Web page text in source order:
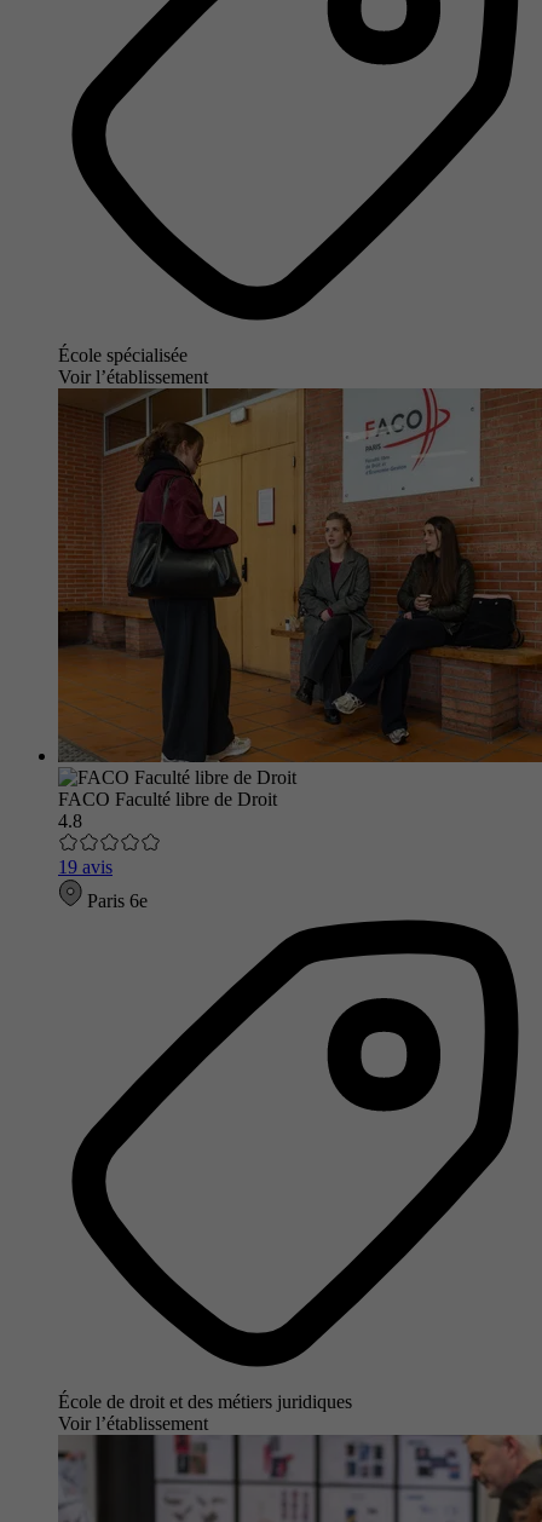
École spécialisée
Voir l’établissement
FACO Faculté libre de Droit
4.8
19 avis
Paris 6e
École de droit et des métiers juridiques
Voir l’établissement